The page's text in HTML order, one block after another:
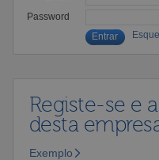
Password
Registe-se e
desta
Exemplo